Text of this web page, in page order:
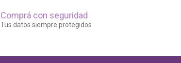
Comprá con seguridad
Tus datos siempre protegidos